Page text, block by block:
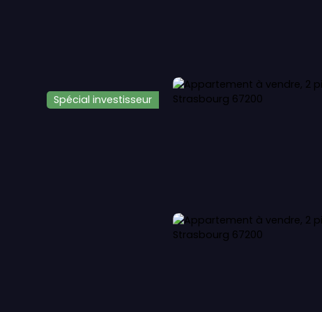
OFFRE IMMO-SENIOR Service
Spécial investisseur